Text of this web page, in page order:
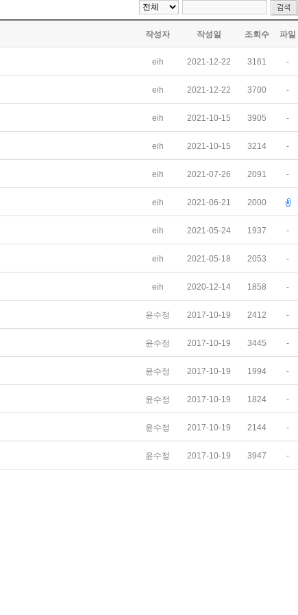
작성자 작성일 조회수 파일
eih 2021-12-22 3161 -
eih 2021-12-22 3700 -
eih 2021-10-15 3905 -
eih 2021-10-15 3214 -
eih 2021-07-26 2091 -
eih 2021-06-21 2000
eih 2021-05-24 1937 -
eih 2021-05-18 2053 -
eih 2020-12-14 1858 -
윤수정 2017-10-19 2412 -
윤수정 2017-10-19 3445 -
윤수정 2017-10-19 1994 -
윤수정 2017-10-19 1824 -
윤수정 2017-10-19 2144 -
윤수정 2017-10-19 3947 -